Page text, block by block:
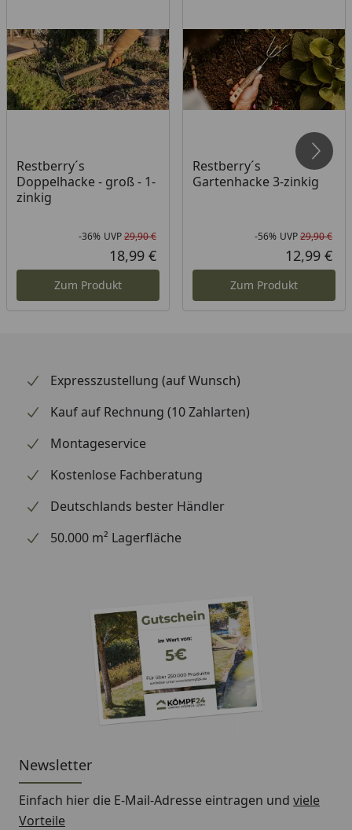
Restberry´s
Doppelhacke - groß - 1-
zinkig
Rabatt in Prozent
-36%
Ursprünglicher Preis
UVP29,90 €
Aktueller Preis
18,99 €
Zum Produkt
Restberry´s
Gartenhacke 3-zinkig
-56% UVP29,90 €
12,99 €
Zum Produkt
Expresszustellung (auf Wunsch)
Kauf auf Rechnung (10 Zahlarten)
Montageservice
Kostenlose Fachberatung
Deutschlands bester Händler
50.000 m² Lagerfläche
Newsletter
Einfach hier die E-Mail-Adresse eintragen und viele
Vorteile